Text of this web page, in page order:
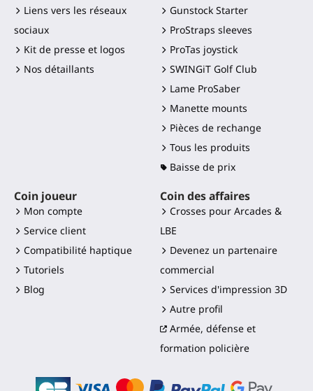
Liens vers les réseaux
sociaux
Kit de presse et logos
Nos détaillants
Gunstock Starter
ProStraps sleeves
ProTas joystick
SWINGiT Golf Club
Lame ProSaber
Manette mounts
Pièces de rechange
Tous les produits
Baisse de prix
Coin joueur
Mon compte
Service client
Compatibilité haptique
Tutoriels
Blog
Coin des affaires
Crosses pour Arcades &
LBE
Devenez un partenaire
commercial
Services d'impression 3D
Autre profil
Armée, défense et
formation policière